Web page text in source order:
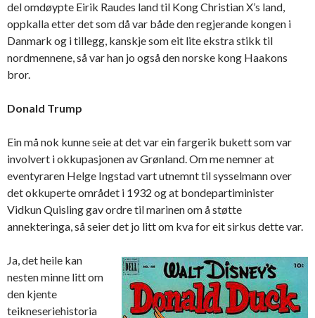
del omdøypte Eirik Raudes land til Kong Christian X’s land,
oppkalla etter det som då var både den regjerande kongen i
Danmark og i tillegg, kanskje som eit lite ekstra stikk til
nordmennene, så var han jo også den norske kong Haakons
bror.
Donald Trump
Ein må nok kunne seie at det var ein fargerik bukett som var
involvert i okkupasjonen av Grønland. Om me nemner at
eventyraren Helge Ingstad vart utnemnt til sysselmann over
det okkuperte området i 1932 og at bondepartiminister
Vidkun Quisling gav ordre til marinen om å støtte
annekteringa, så seier det jo litt om kva for eit sirkus dette var.
Ja, det heile kan
nesten minne litt om
den kjente
teikneseriehistoria